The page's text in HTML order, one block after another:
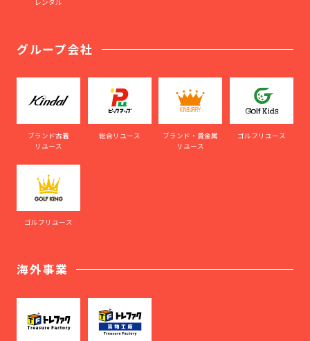
レンタル
グループ会社
ブランド古着
リユース
総合リユース
ブランド・貴金属
リユース
ゴルフリユース
ゴルフリユース
海外事業